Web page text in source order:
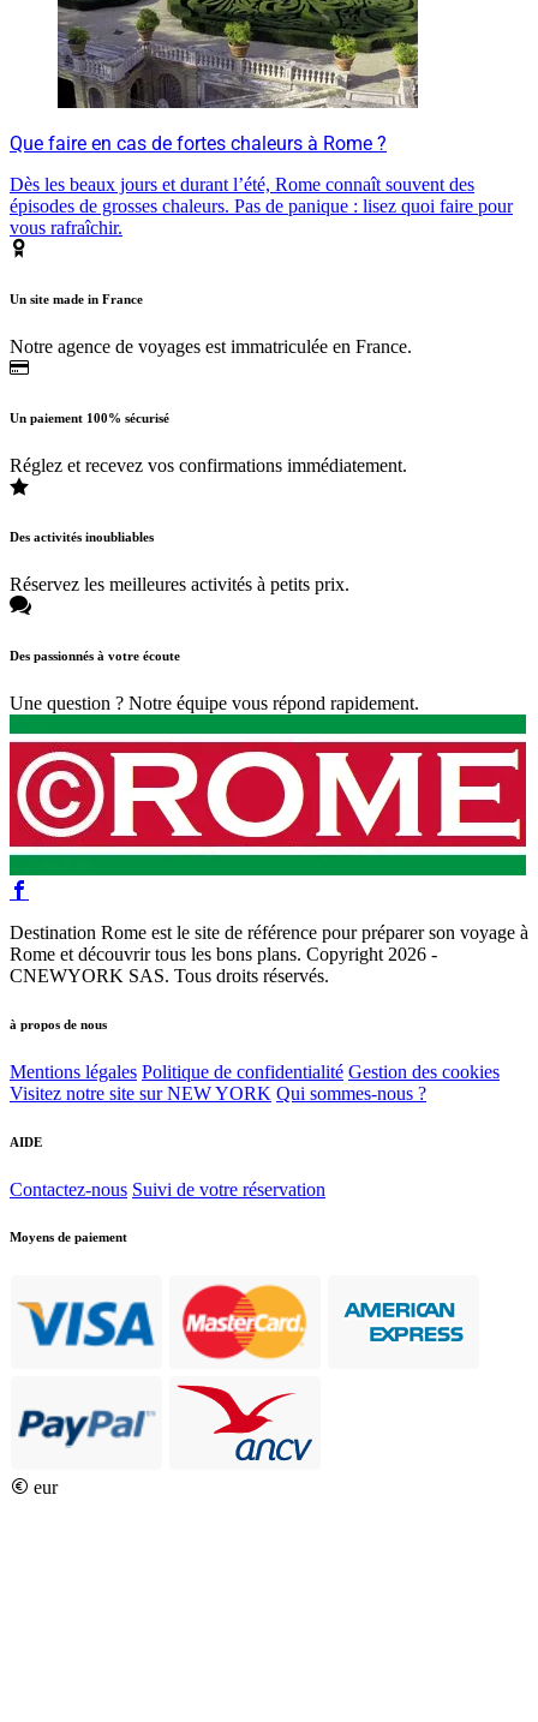
Que faire en cas de fortes chaleurs à Rome ?
Dès les beaux jours et durant l’été, Rome connaît souvent des
épisodes de grosses chaleurs. Pas de panique : lisez quoi faire pour
vous rafraîchir.
Un site made in France
Notre agence de voyages est immatriculée en France.
Un paiement 100% sécurisé
Réglez et recevez vos confirmations immédiatement.
Des activités inoubliables
Réservez les meilleures activités à petits prix.
Des passionnés à votre écoute
Une question ? Notre équipe vous répond rapidement.
Destination Rome est le site de référence pour préparer son voyage à
Rome et découvrir tous les bons plans. Copyright 2026 -
CNEWYORK SAS. Tous droits réservés.
à propos de nous
Mentions légales Politique de confidentialité Gestion des cookies
Visitez notre site sur NEW YORK Qui sommes-nous ?
AIDE
Contactez-nous Suivi de votre réservation
Moyens de paiement
eur